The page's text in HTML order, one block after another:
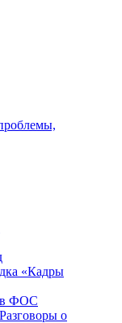
«Кадры
ФОС
о